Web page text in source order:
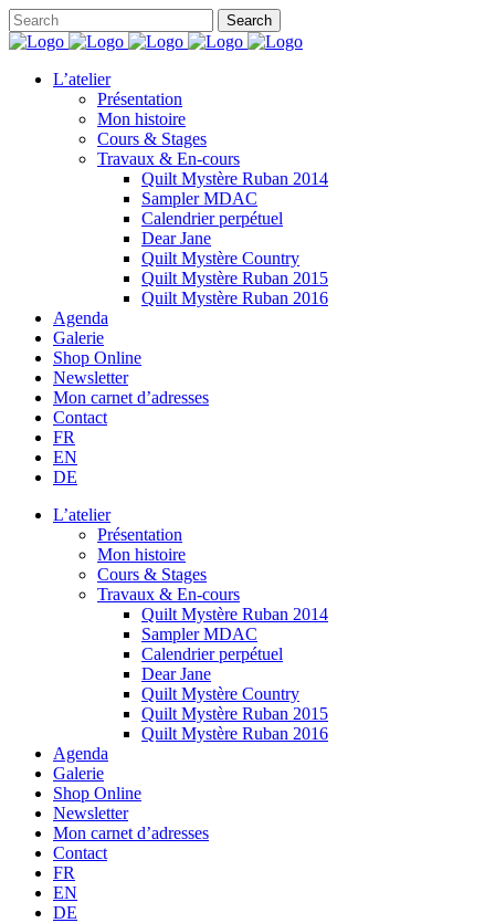
L’atelier
Présentation
Mon histoire
Cours & Stages
Travaux & En-cours
Quilt Mystère Ruban 2014
Sampler MDAC
Calendrier perpétuel
Dear Jane
Quilt Mystère Country
Quilt Mystère Ruban 2015
Quilt Mystère Ruban 2016
Agenda
Galerie
Shop Online
Newsletter
Mon carnet d’adresses
Contact
FR
EN
DE
L’atelier
Présentation
Mon histoire
Cours & Stages
Travaux & En-cours
Quilt Mystère Ruban 2014
Sampler MDAC
Calendrier perpétuel
Dear Jane
Quilt Mystère Country
Quilt Mystère Ruban 2015
Quilt Mystère Ruban 2016
Agenda
Galerie
Shop Online
Newsletter
Mon carnet d’adresses
Contact
FR
EN
DE